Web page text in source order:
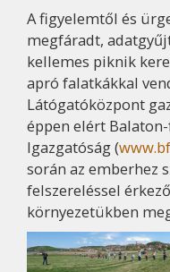
A figyelemtől és
megfáradt,
kellemes piknik
apró falatkákkal
Látógatóközpont
éppen elért
Igazgatóság (
során az emberhez
felszereléssel
környezetükben